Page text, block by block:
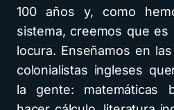
100 años y, como
sistema, creemos que es
locura. Enseñamos en
colonialistas ingleses
la gente: matemáticas